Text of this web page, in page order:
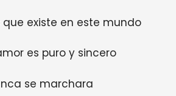
existe en este mundo
es puro y sincero
se marchara